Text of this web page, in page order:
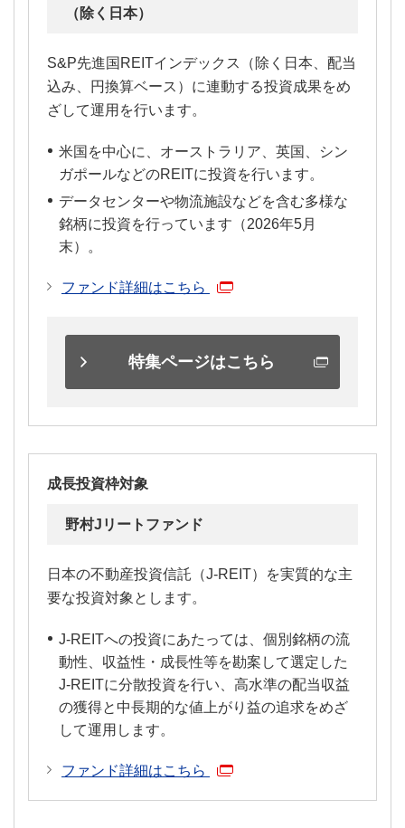
（除く日本）
S&P先進国REITインデックス（除く日本、配当
込み、円換算ベース）に連動する投資成果をめ
ざして運用を行います。
米国を中心に、オーストラリア、英国、シン
ガポールなどのREITに投資を行います。
データセンターや物流施設などを含む多様な
銘柄に投資を行っています（2026年5月
末）。
ファンド詳細はこちら
特集ページはこちら
成長投資枠対象
野村Jリートファンド
日本の不動産投資信託（J-REIT）を実質的な主
要な投資対象とします。
J-REITへの投資にあたっては、個別銘柄の流
動性、収益性・成長性等を勘案して選定した
J-REITに分散投資を行い、高水準の配当収益
の獲得と中長期的な値上がり益の追求をめざ
して運用します。
ファンド詳細はこちら